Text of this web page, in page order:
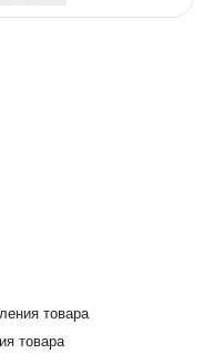
товара
товара